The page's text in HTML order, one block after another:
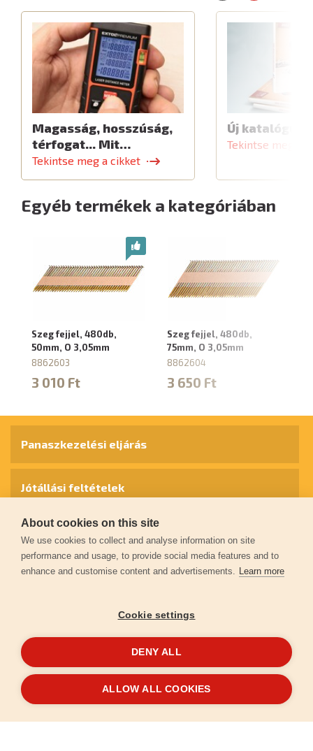
Magasság, hosszúság,
térfogat... Mit…
Tekintse meg a cikket
Új katalógus
Tekintse meg a
Egyéb termékek a kategóriában
Szeg fejjel, 480db,
50mm, O 3,05mm
8862603
3 010 Ft
Szeg fejjel, 480db,
75mm, O 3,05mm
8862604
3 650 Ft
© 2026extol.hu- Minden jog fenntartva
Panaszkezelési eljárás
Jótállási feltételek
Személyes adatok védelme
Kapcsolat
Garancia regisztráció
LétrehoztaFEO
About cookies on this site
We use cookies to collect and analyse information on site
performance and usage, to provide social media features and to
enhance and customise content and advertisements. Learn more
Cookie settings
DENY ALL
ALLOW ALL COOKIES